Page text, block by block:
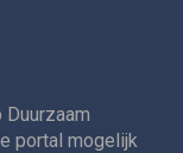
portal mogelijk